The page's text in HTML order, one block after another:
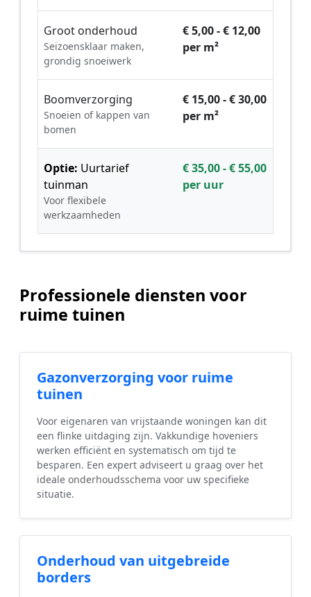
Groot onderhoud
Seizoensklaar maken,
grondig snoeiwerk
€ 5,00 - € 12,00
per m²
Boomverzorging
Snoeien of kappen van
bomen
€ 15,00 - € 30,00
per m²
Optie: Uurtarief
tuinman
Voor flexibele
werkzaamheden
€ 35,00 - € 55,00
per uur
Professionele diensten voor
ruime tuinen
Gazonverzorging voor ruime
tuinen
Voor eigenaren van vrijstaande woningen kan dit
een flinke uitdaging zijn. Vakkundige hoveniers
werken efficiënt en systematisch om tijd te
besparen. Een expert adviseert u graag over het
ideale onderhoudsschema voor uw specifieke
situatie.
Onderhoud van uitgebreide
borders